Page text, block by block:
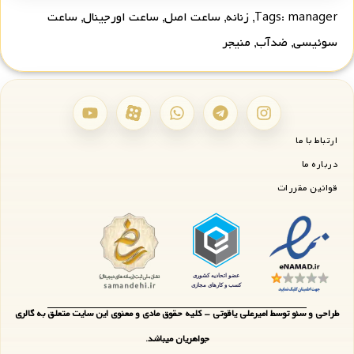
Tags: manager
, زنانه, ساعت اصل, ساعت اورجینال, ساعت
سوئیسی, ضدآب, منیجر
ارتباط با ما
درباره ما
قوانین مقررات
طراحی و سئو توسط امیرعلی یاقوتی - کلیه حقوق مادی و معنوی این سایت متعلق به گالری
جواهریان میباشد.